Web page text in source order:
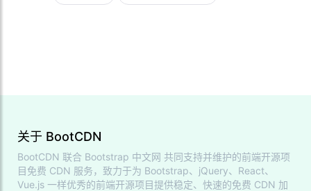
关于 BootCDN
BootCDN 联合 Bootstrap 中文网 共同支持并维护的前端开源项
目免费 CDN 服务，致力于为 Bootstrap、jQuery、React、
Vue.js 一样优秀的前端开源项目提供稳定、快速的免费 CDN 加